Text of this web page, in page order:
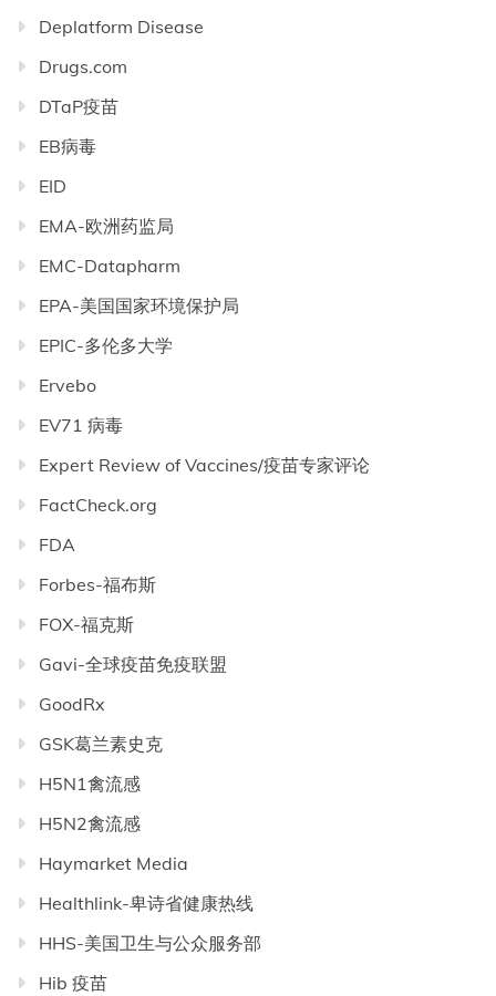
Deplatform Disease
Drugs.com
DTaP疫苗
EB病毒
EID
EMA-欧洲药监局
EMC-Datapharm
EPA-美国国家环境保护局
EPIC-多伦多大学
Ervebo
EV71 病毒
Expert Review of Vaccines/疫苗专家评论
FactCheck.org
FDA
Forbes-福布斯
FOX-福克斯
Gavi-全球疫苗免疫联盟
GoodRx
GSK葛兰素史克
H5N1禽流感
H5N2禽流感
Haymarket Media
Healthlink-卑诗省健康热线
HHS-美国卫生与公众服务部
Hib 疫苗